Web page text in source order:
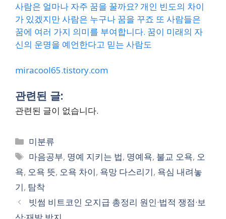
사람은 얼마나 자주 꿈을 꿀까요? 개인 빈도의 차이
가 있겠지만 사람은 누구나 꿈을 꾸죠 또 사람들은
꿈에 여러 가지 의미를 부여합니다. 꿈이 미래의 자
신의 운명을 예언한다고 믿는 사람도
miracool65.tistory.com
관련된 글:
관련된 글이 없습니다.
Categories
미분류
Tags
마음공부, 명예 지키는 법, 명예욕, 불교 오욕, 오
욕, 오욕 뜻, 오욕 차이, 욕망 다스리기, 욕심 내려놓
기, 탐착
빗썸 비트코인 오지급 총정리 원인·법적 쟁점·보